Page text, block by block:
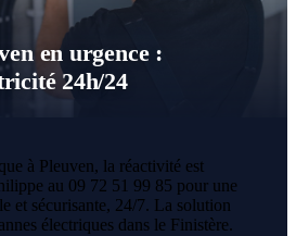
en urgence :
24h/24
à Pleuven, la réactivité est
au 09 72 51 99 85 pour une
et sécurisante, 24/7. La solution
électriques dans le Finistère.